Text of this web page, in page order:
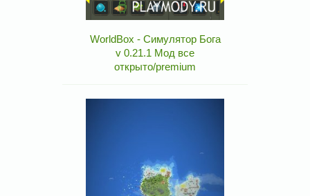
WorldBox - Симулятор Бога
v 0.21.1 Мод все
открыто/premium